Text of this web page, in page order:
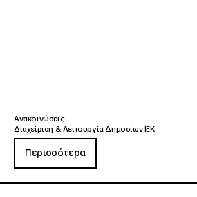
Ανακοινώσεις
Διαχείριση & Λειτουργία Δημοσίων ΙΕΚ
Περισσότερα